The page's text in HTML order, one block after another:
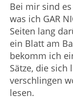
Bei mir sind
was ich GAR
Seiten lang
ein Blatt am
bekomm ich
Sätze, die sich
verschlingen
lesen.